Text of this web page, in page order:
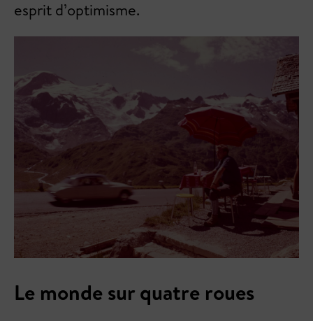
esprit d’optimisme.
Le monde sur quatre roues